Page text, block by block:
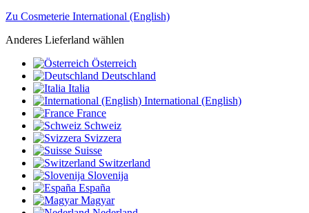
Zu Cosmeterie International (English)
Anderes Lieferland wählen
Österreich
Deutschland
Italia
International (English)
France
Schweiz
Svizzera
Suisse
Switzerland
Slovenija
España
Magyar